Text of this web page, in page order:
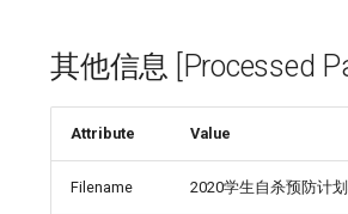
其他信息 [Processed
Attribute Value
Filename 2020学生自杀预防计